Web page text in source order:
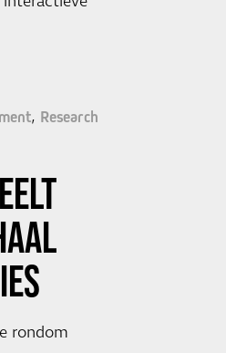
Research
rondom